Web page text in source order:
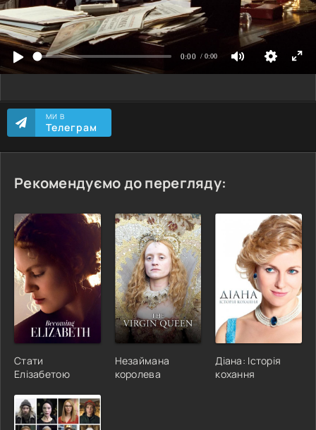
МИ В
Телеграм
Рекомендуємо до перегляду:
Стати
Елізабетою
Незаймана
королева
Діана: Історія
кохання